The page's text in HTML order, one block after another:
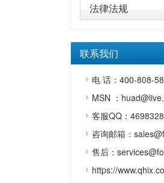
法律法规
联系我们
电 话：400-808-
MSN ：
客服QQ：
咨询邮箱：
售后：
https://